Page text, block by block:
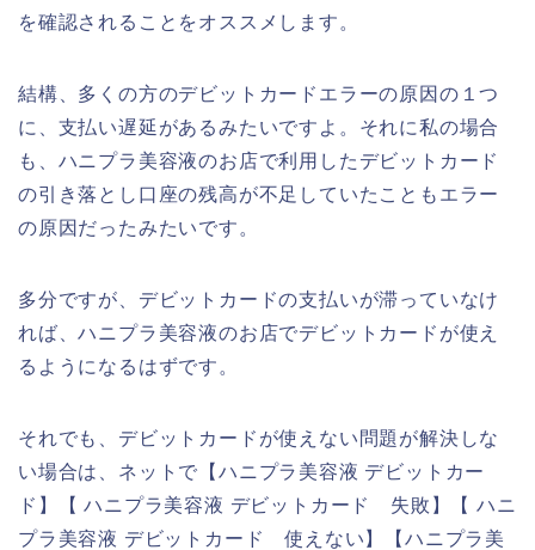
を確認されることをオススメします。
結構、多くの方のデビットカードエラーの原因の１つ
に、支払い遅延があるみたいですよ。それに私の場合
も、ハニプラ美容液のお店で利用したデビットカード
の引き落とし口座の残高が不足していたこともエラー
の原因だったみたいです。
多分ですが、デビットカードの支払いが滞っていなけ
れば、ハニプラ美容液のお店でデビットカードが使え
るようになるはずです。
それでも、デビットカードが使えない問題が解決しな
い場合は、ネットで【ハニプラ美容液 デビットカー
ド】【 ハニプラ美容液 デビットカード 失敗】【 ハニ
プラ美容液 デビットカード 使えない】【ハニプラ美